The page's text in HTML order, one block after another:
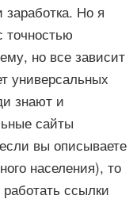
заработка. Но я
точностью
но все зависит
универсальных
знают и
сайты
вы описываете
населения), то
ссылки